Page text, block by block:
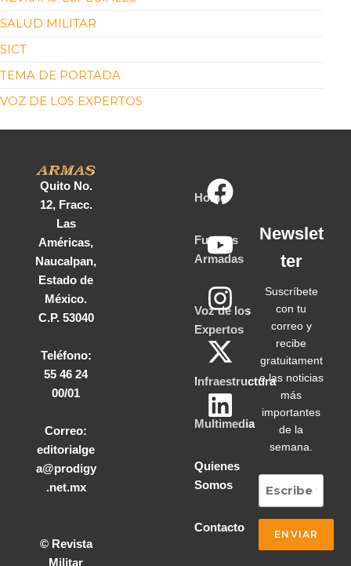
SALUD MILITAR
SICT
TEMA DE PORTADA
VOZ DE LOS EXPERTOS
Quito No.
12, Fracc.
Las
Américas,
Naucalpan,
Estado de
México.
C.P. 53040
Teléfono:
55 46 24
00/01
Correo:
editorialge
a@prodigy
.net.mx
© Revista
Militar
Home
Fuerzas
Armadas
Voz de los
Expertos
Infraestructura
Multimedia
Quienes
Somos
Contacto
Newslet
ter
Suscríbete
con tu
correo y
recibe
gratuitament
e las noticias
más
importantes
de la
semana.